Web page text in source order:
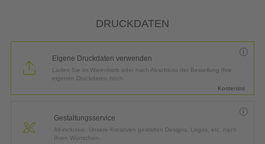
DRUCKDATEN
Eigene Druckdaten verwenden
Laden Sie im Warenkorb oder nach Abschluss der Bestellung Ihre
eigenen Druckdaten hoch.
Kostenlos
Gestaltungsservice
All-inclusive: Unsere Kreativen gestalten Designs, Logos, etc. nach
Ihren Wünschen.